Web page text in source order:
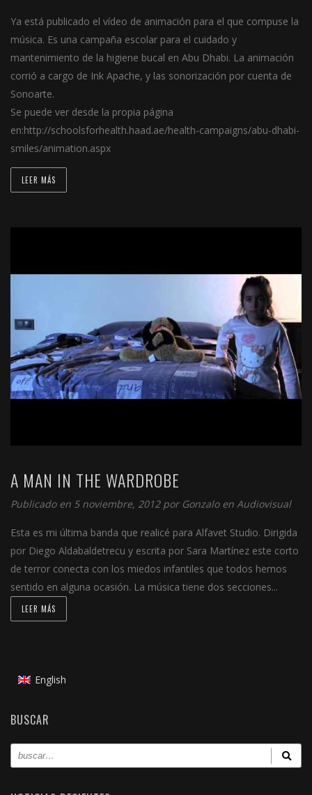
Ya está publicado el vídeo de animación para el que compuse la
música. Es una campaña escolar para el cuidado y
mantenimiento de la higiene bucal en Abu Dhabi. La animación
corrió a cargo de Ink Apache, y las sonorización por cuenta de
Sonoarte.
Se puede ver desde la propia página
en:http://schoolsforhealth.haad.ae/health-campaigns/abu-dhabi-
smiles/animation.aspx
LEER MÁS
A MAN IN THE WARDROBE
Publicado en 5 noviembre, 2012 por Gonzalo en Audiovisual
Esta es mi última banda que realicé para Alfavet Studio. Dirigida
por Diego Aldabaldetrecu y escrita por Sara Martínez este corto
de terror conecta con los miedos infantiles que todos hemos
sentido en alguna ocasión. La música tiene dos secciones...
LEER MÁS
English
BUSCAR